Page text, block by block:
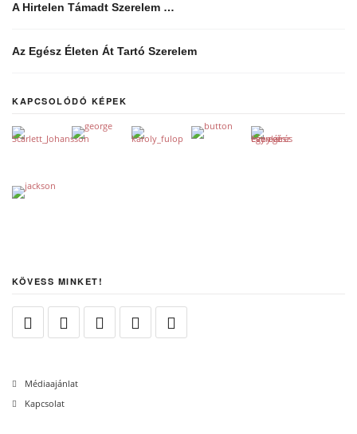
A Hirtelen Támadt Szerelem …
Az Egész Életen Át Tartó Szerelem
KAPCSOLÓDÓ KÉPEK
KÖVESS MINKET!
Médiaajánlat
Kapcsolat